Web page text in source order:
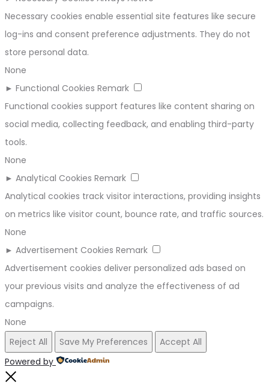
Necessary cookies enable essential site features like secure
log-ins and consent preference adjustments. They do not
store personal data.
None
► Functional Cookies Remark
Functional cookies support features like content sharing on
social media, collecting feedback, and enabling third-party
tools.
None
► Analytical Cookies Remark
Analytical cookies track visitor interactions, providing insights
on metrics like visitor count, bounce rate, and traffic sources.
None
► Advertisement Cookies Remark
Advertisement cookies deliver personalized ads based on
your previous visits and analyze the effectiveness of ad
campaigns.
None
Reject All
Save My Preferences
Accept All
Powered by